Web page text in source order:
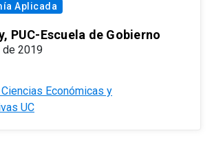
Aplicada
PUC-Escuela de Gobierno
de 2019
Económicas y
UC